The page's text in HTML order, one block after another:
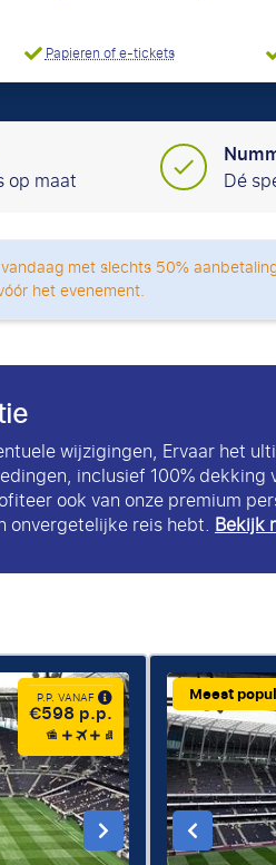
Papieren of e-tickets
op maat Dé
met slechts 50%
het evenement.
wijzigingen, Ervaar het
inclusief 100%
ook van onze premium
onvergetelijke reis hebt. Bekijk
P.P. VANAF
€598 p.p.
Meest